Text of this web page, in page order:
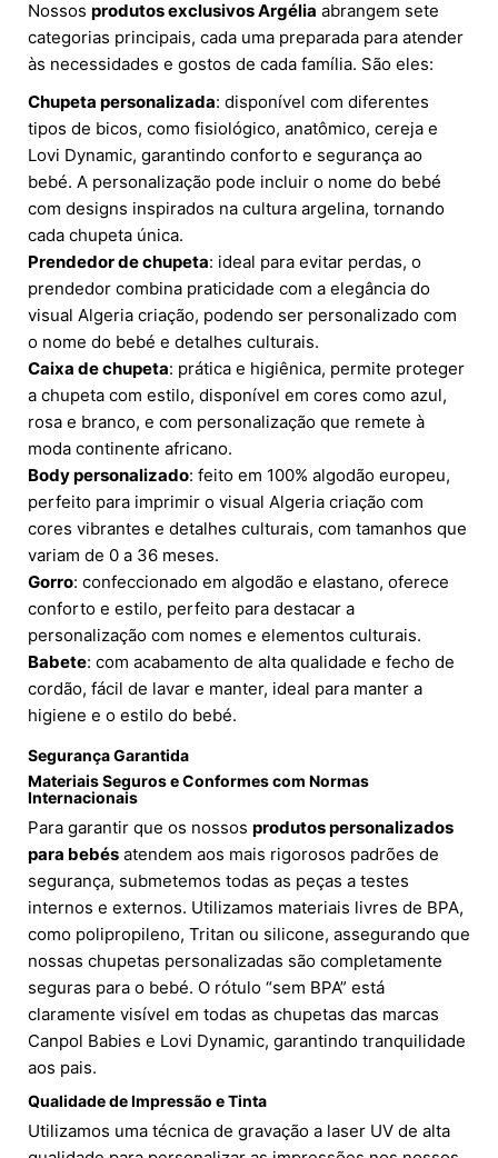
Nossos produtos exclusivos Argélia abrangem sete
categorias principais, cada uma preparada para atender
às necessidades e gostos de cada família. São eles:
Chupeta personalizada: disponível com diferentes
tipos de bicos, como fisiológico, anatômico, cereja e
Lovi Dynamic, garantindo conforto e segurança ao
bebé. A personalização pode incluir o nome do bebé
com designs inspirados na cultura argelina, tornando
cada chupeta única.
Prendedor de chupeta: ideal para evitar perdas, o
prendedor combina praticidade com a elegância do
visual Algeria criação, podendo ser personalizado com
o nome do bebé e detalhes culturais.
Caixa de chupeta: prática e higiênica, permite proteger
a chupeta com estilo, disponível em cores como azul,
rosa e branco, e com personalização que remete à
moda continente africano.
Body personalizado: feito em 100% algodão europeu,
perfeito para imprimir o visual Algeria criação com
cores vibrantes e detalhes culturais, com tamanhos que
variam de 0 a 36 meses.
Gorro: confeccionado em algodão e elastano, oferece
conforto e estilo, perfeito para destacar a
personalização com nomes e elementos culturais.
Babete: com acabamento de alta qualidade e fecho de
cordão, fácil de lavar e manter, ideal para manter a
higiene e o estilo do bebé.
Segurança Garantida
Materiais Seguros e Conformes com Normas
Internacionais
Para garantir que os nossos produtos personalizados
para bebés atendem aos mais rigorosos padrões de
segurança, submetemos todas as peças a testes
internos e externos. Utilizamos materiais livres de BPA,
como polipropileno, Tritan ou silicone, assegurando que
nossas chupetas personalizadas são completamente
seguras para o bebé. O rótulo “sem BPA” está
claramente visível em todas as chupetas das marcas
Canpol Babies e Lovi Dynamic, garantindo tranquilidade
aos pais.
Qualidade de Impressão e Tinta
Utilizamos uma técnica de gravação a laser UV de alta